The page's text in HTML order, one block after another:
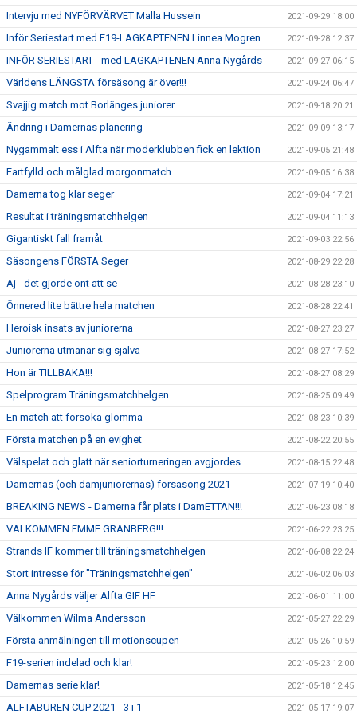
Intervju med NYFÖRVÄRVET Malla Hussein 2021-09-29 18:00
Inför Seriestart med F19-LAGKAPTENEN Linnea Mogren 2021-09-28 12:37
INFÖR SERIESTART - med LAGKAPTENEN Anna Nygårds 2021-09-27 06:15
Världens LÄNGSTA försäsong är över!!! 2021-09-24 06:47
Svajjig match mot Borlänges juniorer 2021-09-18 20:21
Ändring i Damernas planering 2021-09-09 13:17
Nygammalt ess i Alfta när moderklubben fick en lektion 2021-09-05 21:48
Fartfylld och målglad morgonmatch 2021-09-05 16:38
Damerna tog klar seger 2021-09-04 17:21
Resultat i träningsmatchhelgen 2021-09-04 11:13
Gigantiskt fall framåt 2021-09-03 22:56
Säsongens FÖRSTA Seger 2021-08-29 22:28
Aj - det gjorde ont att se 2021-08-28 23:10
Önnered lite bättre hela matchen 2021-08-28 22:41
Heroisk insats av juniorerna 2021-08-27 23:27
Juniorerna utmanar sig själva 2021-08-27 17:52
Hon är TILLBAKA!!! 2021-08-27 08:29
Spelprogram Träningsmatchhelgen 2021-08-25 09:49
En match att försöka glömma 2021-08-23 10:39
Första matchen på en evighet 2021-08-22 20:55
Välspelat och glatt när seniorturneringen avgjordes 2021-08-15 22:48
Damernas (och damjuniorernas) försäsong 2021 2021-07-19 10:40
BREAKING NEWS - Damerna får plats i DamETTAN!!! 2021-06-23 08:18
VÄLKOMMEN EMME GRANBERG!!! 2021-06-22 23:25
Strands IF kommer till träningsmatchhelgen 2021-06-08 22:24
Stort intresse för "Träningsmatchhelgen" 2021-06-02 06:03
Anna Nygårds väljer Alfta GIF HF 2021-06-01 11:00
Välkommen Wilma Andersson 2021-05-27 22:29
Första anmälningen till motionscupen 2021-05-26 10:59
F19-serien indelad och klar! 2021-05-23 12:00
Damernas serie klar! 2021-05-18 12:45
ALFTABUREN CUP 2021 - 3 i 1 2021-05-17 19:07